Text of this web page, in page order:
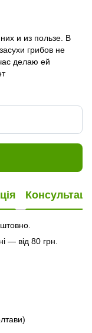
и из пользе. В
грибов не
делаю ей
— від 80 грн.